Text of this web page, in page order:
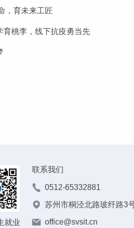
，育未来工匠
桃李，线下抗疫勇当先
就业
联系我们
0512-65332881
苏州市桐泾北路玻纤路3
office@svsit.cn